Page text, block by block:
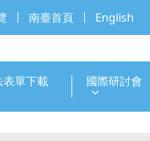
南臺首頁 English
表單下載 國際研討會